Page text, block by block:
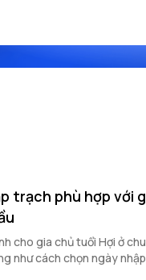
trạch phù hợp với
cho gia chủ tuổi Hợi ở
như cách chọn ngày